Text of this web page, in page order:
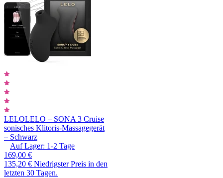
LELOLELO – SONA 3 Cruise
sonisches Klitoris-Massagegerät
– Schwarz
Auf Lager: 1-2 Tage
169,00 €
135,20 € Niedrigster Preis in den
letzten 30 Tagen.